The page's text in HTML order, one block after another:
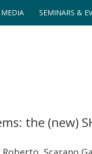
SEMINARS &
the (new)